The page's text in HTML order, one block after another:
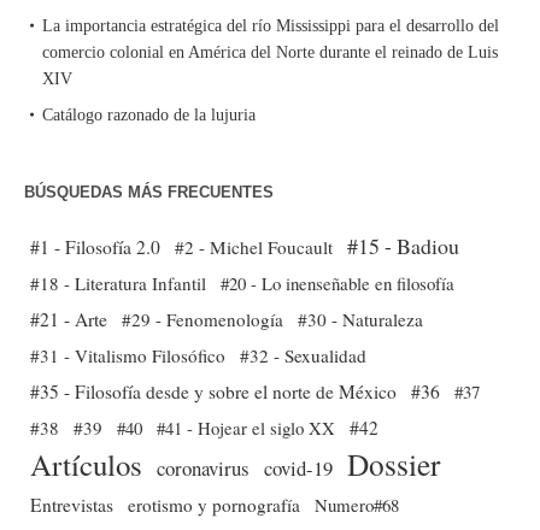
La importancia estratégica del río Mississippi para el desarrollo del
comercio colonial en América del Norte durante el reinado de Luis
XIV
Catálogo razonado de la lujuria
BÚSQUEDAS MÁS FRECUENTES
#1 - Filosofía 2.0 #2 - Michel Foucault #15 - Badiou
#18 - Literatura Infantil #20 - Lo inenseñable en filosofía
#21 - Arte #29 - Fenomenología
#30 - Naturaleza
#31 - Vitalismo Filosófico
#32 - Sexualidad
#35 - Filosofía desde y sobre el norte de México #36 #37
#38
#39 #40 #41 - Hojear el siglo XX #42
Artículos coronavirus covid-19 Dossier
Entrevistas erotismo y pornografía
Numero#68